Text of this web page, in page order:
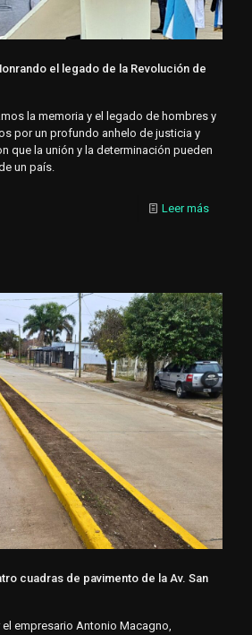
el legado de la Revolución de
la memoria y el legado de hombres y
por un profundo anhelo de justicia y
que la unión y la determinación pueden
un país.
Leer más
cuadras de pavimento de la Av. San
empresario Antonio Macagno,